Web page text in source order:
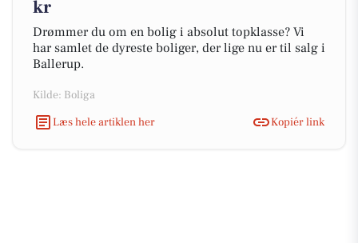
kr
Drømmer du om en bolig i absolut topklasse? Vi
har samlet de dyreste boliger, der lige nu er til salg i
Ballerup.
Kilde: Boliga
Læs hele artiklen her
Kopiér link